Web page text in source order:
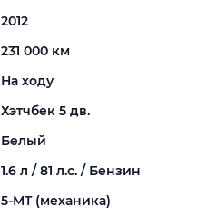
2012
231 000 км
На ходу
Хэтчбек 5 дв.
Белый
1.6 л / 81 л.с. / Бензин
5-MT (механика)